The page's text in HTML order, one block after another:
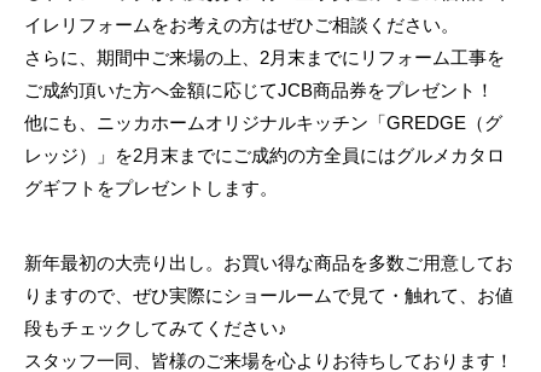
イレリフォームをお考えの方はぜひご相談ください。
さらに、期間中ご来場の上、2月末までにリフォーム工事を
ご成約頂いた方へ金額に応じてJCB商品券をプレゼント！
他にも、ニッカホームオリジナルキッチン「GREDGE（グ
レッジ）」を2月末までにご成約の方全員にはグルメカタロ
グギフトをプレゼントします。
新年最初の大売り出し。お買い得な商品を多数ご用意してお
りますので、ぜひ実際にショールームで見て・触れて、お値
段もチェックしてみてください♪
スタッフ一同、皆様のご来場を心よりお待ちしております！